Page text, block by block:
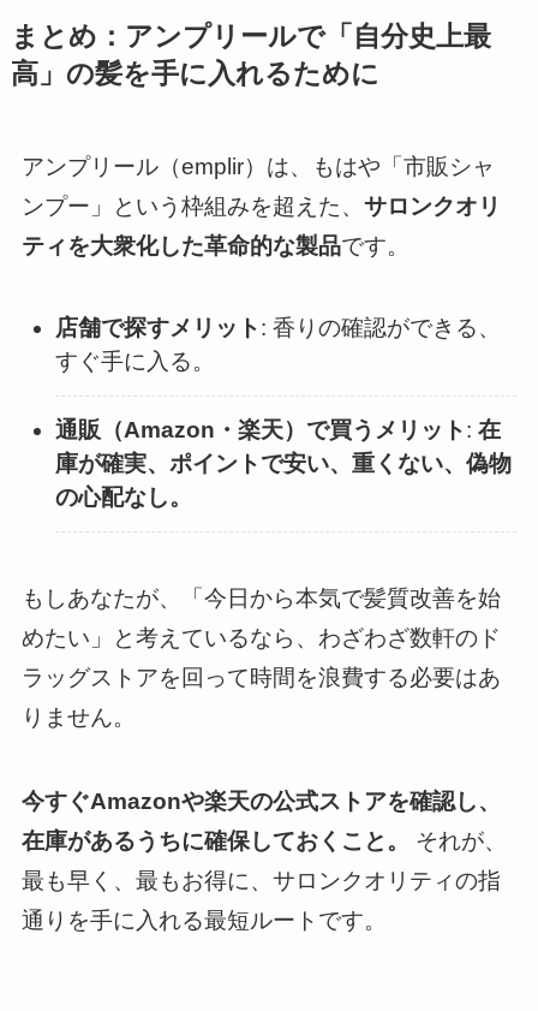
まとめ：アンプリールで「自分史上最
高」の髪を手に入れるために
アンプリール（emplir）は、もはや「市販シャ
ンプー」という枠組みを超えた、 サロンクオリ
ティを大衆化した革命的な製品です。
店舗で探すメリット: 香りの確認ができる、
すぐ手に入る。
通販（Amazon・楽天）で買うメリット:在
庫が確実、ポイントで安い、重くない、偽物
の心配なし。
もしあなたが、「今日から本気で髪質改善を始
めたい」と考えているなら、わざわざ数軒のド
ラッグストアを回って時間を浪費する必要はあ
りません。
今すぐAmazonや楽天の公式ストアを確認し、
在庫があるうちに確保しておくこと。
それが、
最も早く、最もお得に、サロンクオリティの指
通りを手に入れる最短ルートです。